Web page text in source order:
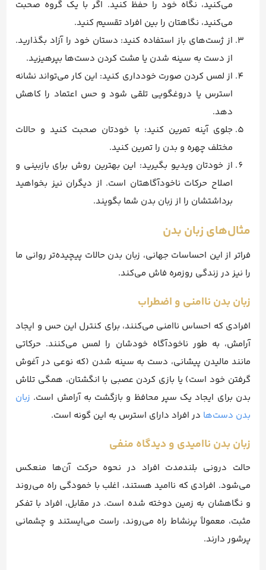
می‌کنید، نگاه خود را حفظ کنید. اگر با یک گروه صحبت
می‌کنید، نگاهتان را بین افراد تقسیم کنید.
از ژست‌های باز استفاده کنید: دستان خود را آزاد بگذارید.
از دست به سینه شدن یا مشت کردن دست‌ها بپرهیزید.
از لمس کردن صورت خودداری کنید: این کار می‌تواند نشانه
استرس یا دروغگویی تلقی شود و حس اعتماد را کاهش
دهد.
جلوی آینه تمرین کنید: با خودتان صحبت کنید و حالات
مختلف چهره و بدن را تمرین کنید.
از خودتان ویدیو بگیرید: این بهترین روش برای بازبینی و
اصلاح حرکات ناخودآگاهتان است. از دیگران نیز بخواهید
برداشتشان را از زبان بدن شما بگویند.
مثال‌های زبان بدن
فراتر از این احساسات جهانی، زبان بدن حالات پیچیده‌تر روانی ما
را نیز در زندگی روزمره فاش می‌کند.
زبان بدن ناامنی و اضطراب
افرادی که احساس ناامنی می‌کنند، برای کنترل این حس و ایجاد
آرامش، به طور ناخودآگاه خودشان را لمس می‌کنند. حرکاتی
مانند مالیدن پیشانی، دست به سینه شدن (که نوعی در آغوش
گرفتن خود است) یا بازی کردن عصبی با انگشتان، همگی تلاش
بدن برای ایجاد یک سپر محافظ و بازگشت به آرامش است. زبان
بدن دست‌ها در افراد دارای استرس به این گونه است.
زبان بدن ناامیدی و دیدگاه منفی
حالت درونی بلندمدت افراد در نحوه حرکت آن‌ها منعکس
می‌شود. افرادی که ناامید هستند، اغلب با خمودگی راه می‌روند
و نگاهشان به زمین دوخته شده است. در مقابل، افراد با تفکر
مثبت، معمولاً پرنشاط راه می‌روند، راست می‌ایستند و چشمانی
پرشور دارند.